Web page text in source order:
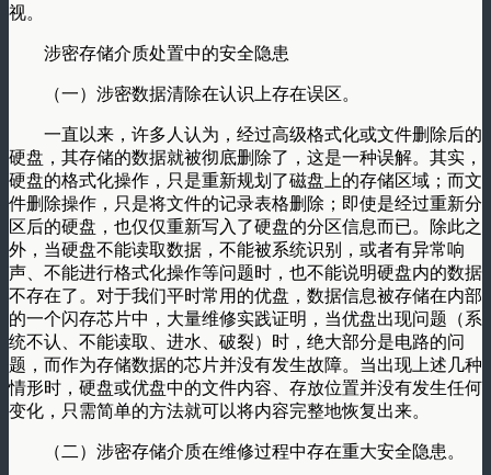
视。
涉密存储介质处置中的安全隐患
（一）涉密数据清除在认识上存在误区。
一直以来，许多人认为，经过高级格式化或文件删除后的
硬盘，其存储的数据就被彻底删除了，这是一种误解。其实，
硬盘的格式化操作，只是重新规划了磁盘上的存储区域；而文
件删除操作，只是将文件的记录表格删除；即使是经过重新分
区后的硬盘，也仅仅重新写入了硬盘的分区信息而已。除此之
外，当硬盘不能读取数据，不能被系统识别，或者有异常响
声、不能进行格式化操作等问题时，也不能说明硬盘内的数据
不存在了。对于我们平时常用的优盘，数据信息被存储在内部
的一个闪存芯片中，大量维修实践证明，当优盘出现问题（系
统不认、不能读取、进水、破裂）时，绝大部分是电路的问
题，而作为存储数据的芯片并没有发生故障。当出现上述几种
情形时，硬盘或优盘中的文件内容、存放位置并没有发生任何
变化，只需简单的方法就可以将内容完整地恢复出来。
（二）涉密存储介质在维修过程中存在重大安全隐患。